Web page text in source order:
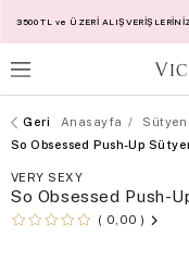
3500 TL ve ÜZERİ
Anasayfa Sütyen
So Obsessed Push-Up
VERY SEXY
So Obsessed Push-
0,00